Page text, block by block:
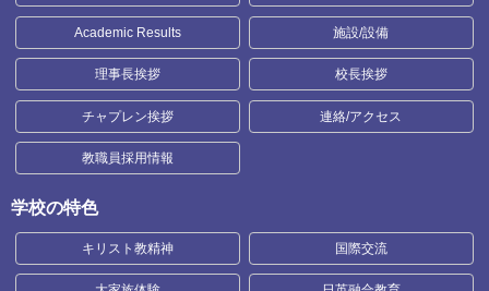
Academic Results 施設/設備
理事長挨拶 校長挨拶
チャプレン挨拶 連絡/アクセス
教職員採用情報
学校の特色
キリスト教精神 国際交流